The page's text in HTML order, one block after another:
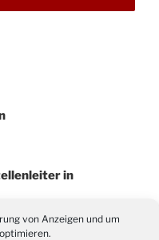
von Anzeigen und um
in